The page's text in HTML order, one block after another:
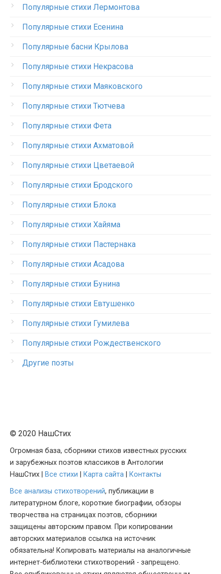
Популярные стихи Лермонтова
Популярные стихи Есенина
Популярные басни Крылова
Популярные стихи Некрасова
Популярные стихи Маяковского
Популярные стихи Тютчева
Популярные стихи Фета
Популярные стихи Ахматовой
Популярные стихи Цветаевой
Популярные стихи Бродского
Популярные стихи Блока
Популярные стихи Хайяма
Популярные стихи Пастернака
Популярные стихи Асадова
Популярные стихи Бунина
Популярные стихи Евтушенко
Популярные стихи Гумилева
Популярные стихи Рождественского
Другие поэты
© 2020 НашСтих
Огромная база, сборники стихов известных русских
и зарубежных поэтов классиков в Антологии
НашСтих |
Все стихи Карта сайта
Контакты
Все анализы стихотворений, публикации в
литературном блоге, короткие биографии, обзоры
творчества на страницах поэтов, сборники
защищены авторским правом. При копировании
авторских материалов ссылка на источник
обязательна! Копировать материалы на аналогичные
интернет-библиотеки стихотворений - запрещено.